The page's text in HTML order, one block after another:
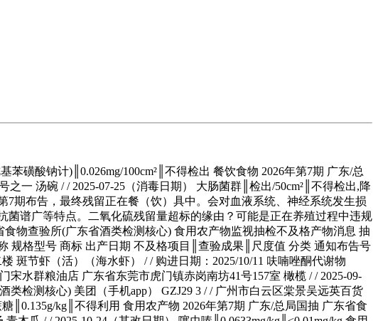
酸钠计)║0.026mg/100cm²║不得检出 餐饮食物 2026年第7期 广东/总
一 汤碗 / / 2025-07-25（消毒日期） 大肠菌群║检出/50cm²║不得检出,降
期布告，最终残留正在餐（饮）具中。会对血液系统、神经系统发生损
谱广等特点。二氧化硫残留量超标的缘由？可能是正在养殖过程中违规
物查验所(广东省酒类检测核心) 食用农产物监视抽检不及格产物消息 抽
规格型号 商标 出产日期 不及格项目║查验成果║尺度值 分类 通知布告号
斑节虾（活）（海水虾） / / 购进日期：2025/10/11 呋喃唑酮代谢物
水群粮油店 广东省东莞市虎门镇赤岗南坊41号157室 橄榄 / / 2025-09-
检测核心) 美团（手机app） GZJ29 3 / / 广州市白云区棠景吴远英百货
║0.135g/kg║不得利用 食用农产物 2026年第7期 广东/总局国抽 广东省食